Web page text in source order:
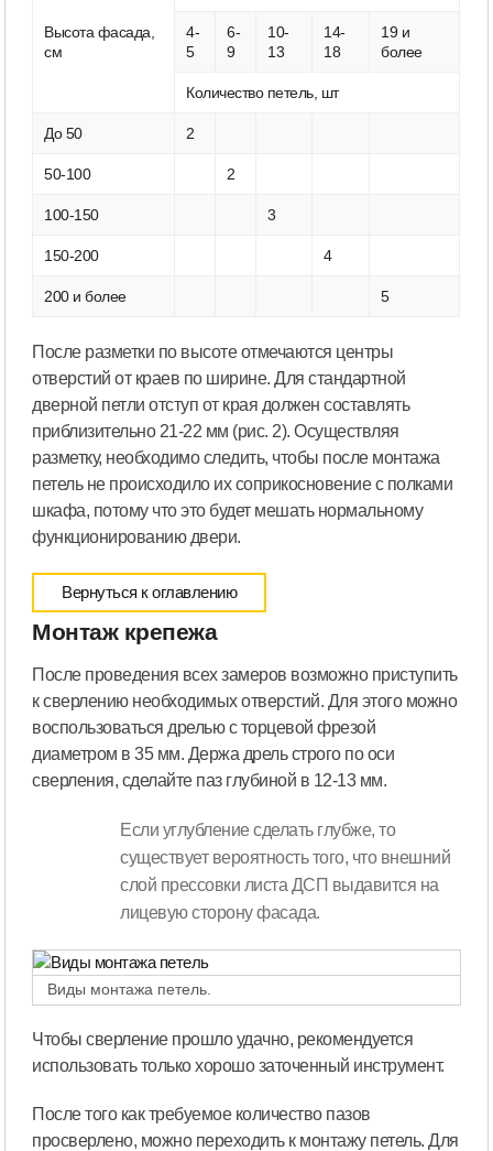
Высота фасада,
см
4-
5
6-
9
10-
13
14-
18
19 и
более
Количество петель, шт
До 50 2
50-100 2
100-150 3
150-200 4
200 и более 5
После разметки по высоте отмечаются центры
отверстий от краев по ширине. Для стандартной
дверной петли отступ от края должен составлять
приблизительно 21-22 мм (рис. 2). Осуществляя
разметку, необходимо следить, чтобы после монтажа
петель не происходило их соприкосновение с полками
шкафа, потому что это будет мешать нормальному
функционированию двери.
Вернуться к оглавлению
Монтаж крепежа
После проведения всех замеров возможно приступить
к сверлению необходимых отверстий. Для этого можно
воспользоваться дрелью с торцевой фрезой
диаметром в 35 мм. Держа дрель строго по оси
сверления, сделайте паз глубиной в 12-13 мм.
Если углубление сделать глубже, то
существует вероятность того, что внешний
слой прессовки листа ДСП выдавится на
лицевую сторону фасада.
Виды монтажа петель.
Чтобы сверление прошло удачно, рекомендуется
использовать только хорошо заточенный инструмент.
После того как требуемое количество пазов
просверлено, можно переходить к монтажу петель. Для